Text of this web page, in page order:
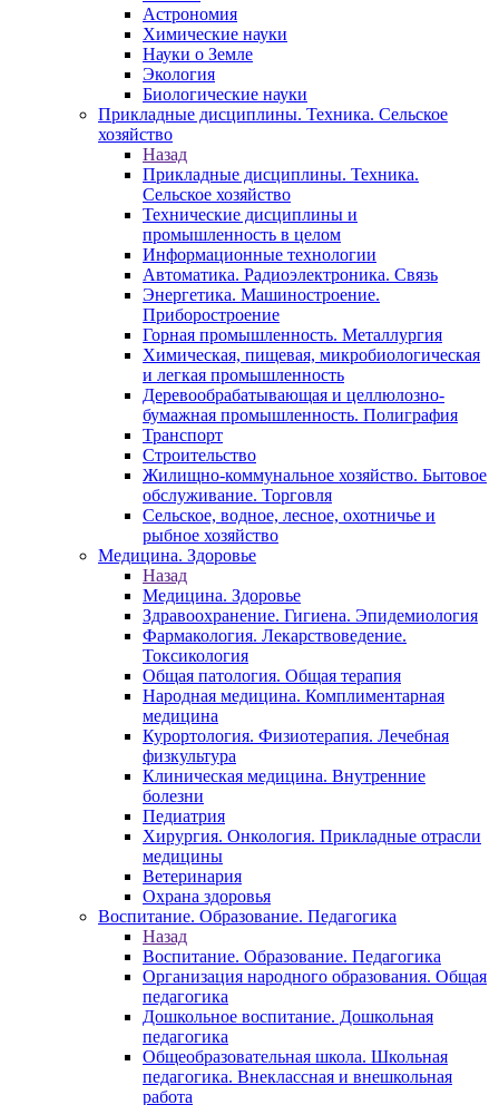
Астрономия
Химические науки
Науки о Земле
Экология
Биологические науки
Прикладные дисциплины. Техника. Сельское
хозяйство
Назад
Прикладные дисциплины. Техника.
Сельское хозяйство
Технические дисциплины и
промышленность в целом
Информационные технологии
Автоматика. Радиоэлектроника. Связь
Энергетика. Машиностроение.
Приборостроение
Горная промышленность. Металлургия
Химическая, пищевая, микробиологическая
и легкая промышленность
Деревообрабатывающая и целлюлозно-
бумажная промышленность. Полиграфия
Транспорт
Строительство
Жилищно-коммунальное хозяйство. Бытовое
обслуживание. Торговля
Сельское, водное, лесное, охотничье и
рыбное хозяйство
Медицина. Здоровье
Назад
Медицина. Здоровье
Здравоохранение. Гигиена. Эпидемиология
Фармакология. Лекарствоведение.
Токсикология
Общая патология. Общая терапия
Народная медицина. Комплиментарная
медицина
Курортология. Физиотерапия. Лечебная
физкультура
Клиническая медицина. Внутренние
болезни
Педиатрия
Хирургия. Онкология. Прикладные отрасли
медицины
Ветеринария
Охрана здоровья
Воспитание. Образование. Педагогика
Назад
Воспитание. Образование. Педагогика
Организация народного образования. Общая
педагогика
Дошкольное воспитание. Дошкольная
педагогика
Общеобразовательная школа. Школьная
педагогика. Внеклассная и внешкольная
работа